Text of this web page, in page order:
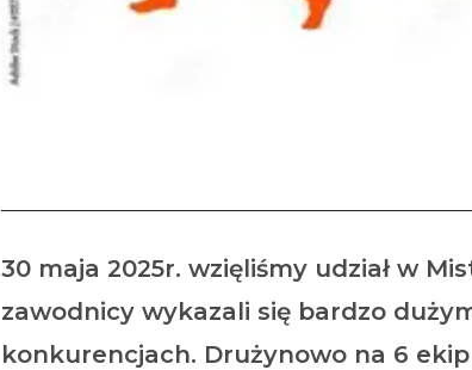
30 maja 2025r. wzięliśmy udział w
zawodnicy wykazali się bardzo
konkurencjach. Drużynowo na 6